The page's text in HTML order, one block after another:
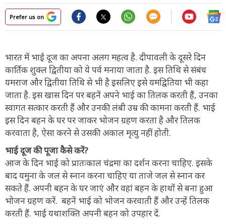
Prefer us on
भारत में भाई दूज का अपना अलग महत्व है. दीपावली के दूसरे दिन
कार्तिक शुक्ल द्वितीया को ये पर्व मनाया जाता है. इस तिथि से संबंध
यमराज और द्वितीया तिथि से भी है इसलिए इसे यमद्वितिया भी कहा
जाता है. इस खास दिन पर बहनें अपने भाई का तिलक करती हैं, उनका
स्वागत सत्कार करती हैं और उनकी लंबी उम्र की कामना करती हैं. भाई
इस दिन बहन के घर पर जाकर भोजन ग्रहण करता है और तिलक
करवाता है, ऐसा करने से उसकी अकाल मृत्यु नहीं होती.
भाई दूज की पूजा कैसे करें?
आज के दिन भाई को प्रातःकाल चंद्रमा का दर्शन करना चाहिए. इसके
बाद यमुना के जल से स्नान करना चाहिए या ताजे जल से स्नान कर
सकते हैं. अपनी बहन के घर जाएं और वहां बहन के हाथों से बना हुआ
भोजन ग्रहण करें. बहनें भाई को भोजन करवाती हैं और उन्हें तिलक
करती हैं. भाई यथाशक्ति अपनी बहन को उपहार दें.